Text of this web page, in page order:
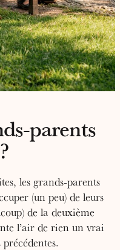
parents
les grands-parents
(un peu) de leurs
de la deuxième
l’air de rien un vrai